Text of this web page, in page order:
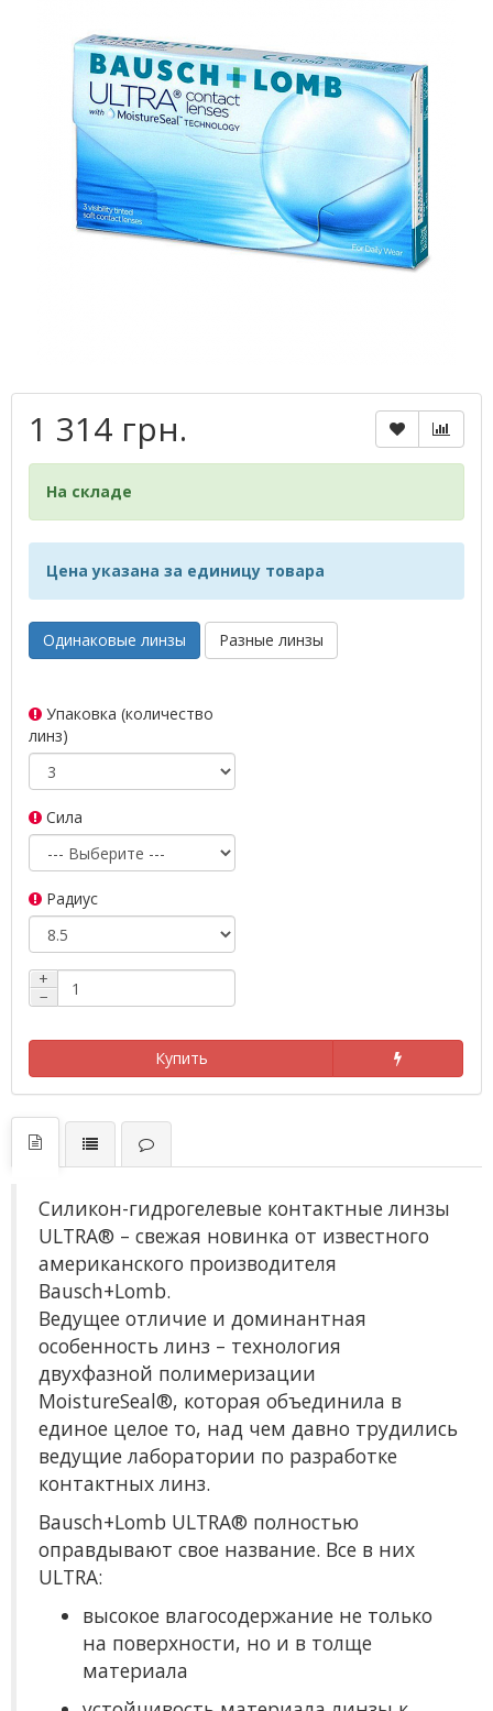
1 314 грн.
На складе
Цена указана за единицу товара
Одинаковые линзы Разные линзы
Упаковка (количество
линз)
Сила
Радиус
+
−
Купить
Силикон-гидрогелевые контактные линзы
ULTRA® – свежая новинка от известного
американского производителя
Bausch+Lomb.
Ведущее отличие и доминантная
особенность линз – технология
двухфазной полимеризации
MoistureSeal®, которая объединила в
единое целое то, над чем давно трудились
ведущие лаборатории по разработке
контактных линз.
Bausch+Lomb ULTRA® полностью
оправдывают свое название. Все в них
ULTRA:
высокое влагосодержание не только
на поверхности, но и в толще
материала